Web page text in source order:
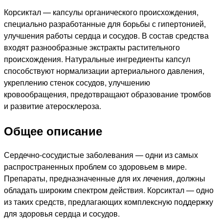
Корсиктал — капсулы органического происхождения,
специально разработанные для борьбы с гипертонией,
улучшения работы сердца и сосудов. В состав средства
входят разнообразные экстракты растительного
происхождения. Натуральные ингредиенты капсул
способствуют нормализации артериального давления,
укреплению стенок сосудов, улучшению
кровообращения, предотвращают образование тромбов
и развитие атеросклероза.
Общее описание
Сердечно-сосудистые заболевания — одни из самых
распространенных проблем со здоровьем в мире.
Препараты, предназначенные для их лечения, должны
обладать широким спектром действия. Корсиктал — одно
из таких средств, предлагающих комплексную поддержку
для здоровья сердца и сосудов.